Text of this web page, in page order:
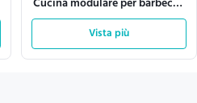
all'aperto
Vista più